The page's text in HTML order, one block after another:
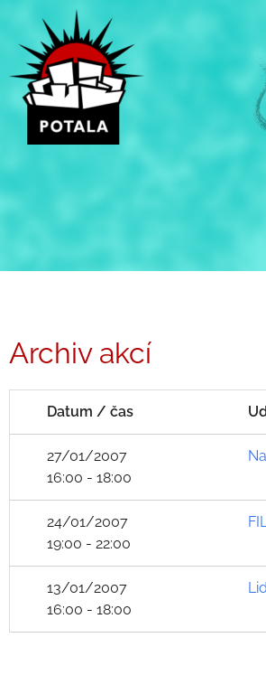
obsah
Archiv akcí
Datum / čas
27/01/2007
16:00 - 18:00
24/01/2007
19:00 - 22:00
13/01/2007
16:00 - 18:00